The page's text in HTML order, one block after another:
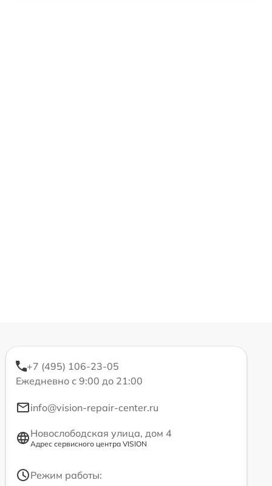
+7 (495) 106-23-05
Ежедневно с 9:00 до 21:00
info@vision-repair-center.ru
Новослободская улица, дом 4
Адрес сервисного центра VISION
Режим работы: